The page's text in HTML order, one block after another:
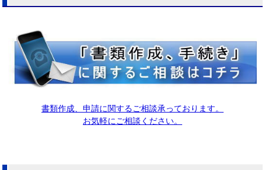
書類作成、申請に関するご相談承っております。
お気軽にご相談ください。